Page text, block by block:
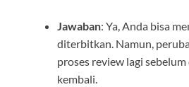
Jawaban: Ya, Anda bisa
diterbitkan. Namun,
proses review lagi
kembali.